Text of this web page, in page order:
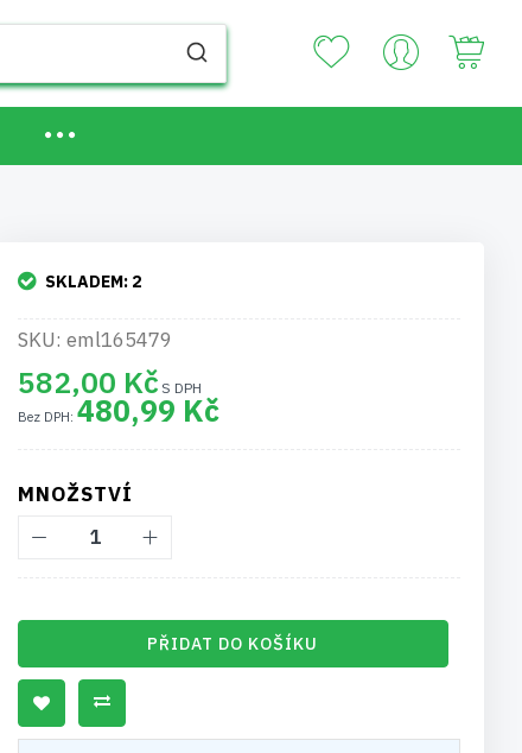
SKLADEM: 2
SKU: eml165479
582,00 Kč
480,99 Kč
MNOŽSTVÍ
PŘIDAT DO KOŠÍKU